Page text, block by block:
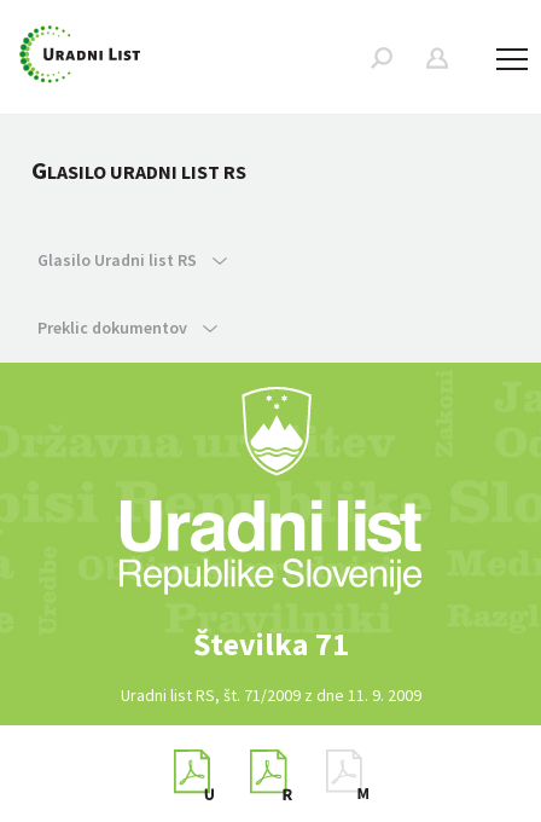
GLASILO URADNI LIST RS
Glasilo Uradni list RS
Preklic dokumentov
Številka 71
Uradni list RS, št. 71/2009 z dne 11. 9. 2009